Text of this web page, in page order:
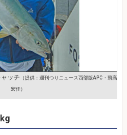
ッチ （提供：週刊つりニュース西部版APC・飛高
宏佳）